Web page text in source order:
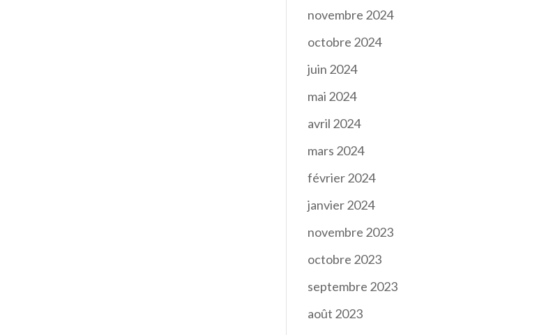
novembre 2024
octobre 2024
juin 2024
mai 2024
avril 2024
mars 2024
février 2024
janvier 2024
novembre 2023
octobre 2023
septembre 2023
août 2023